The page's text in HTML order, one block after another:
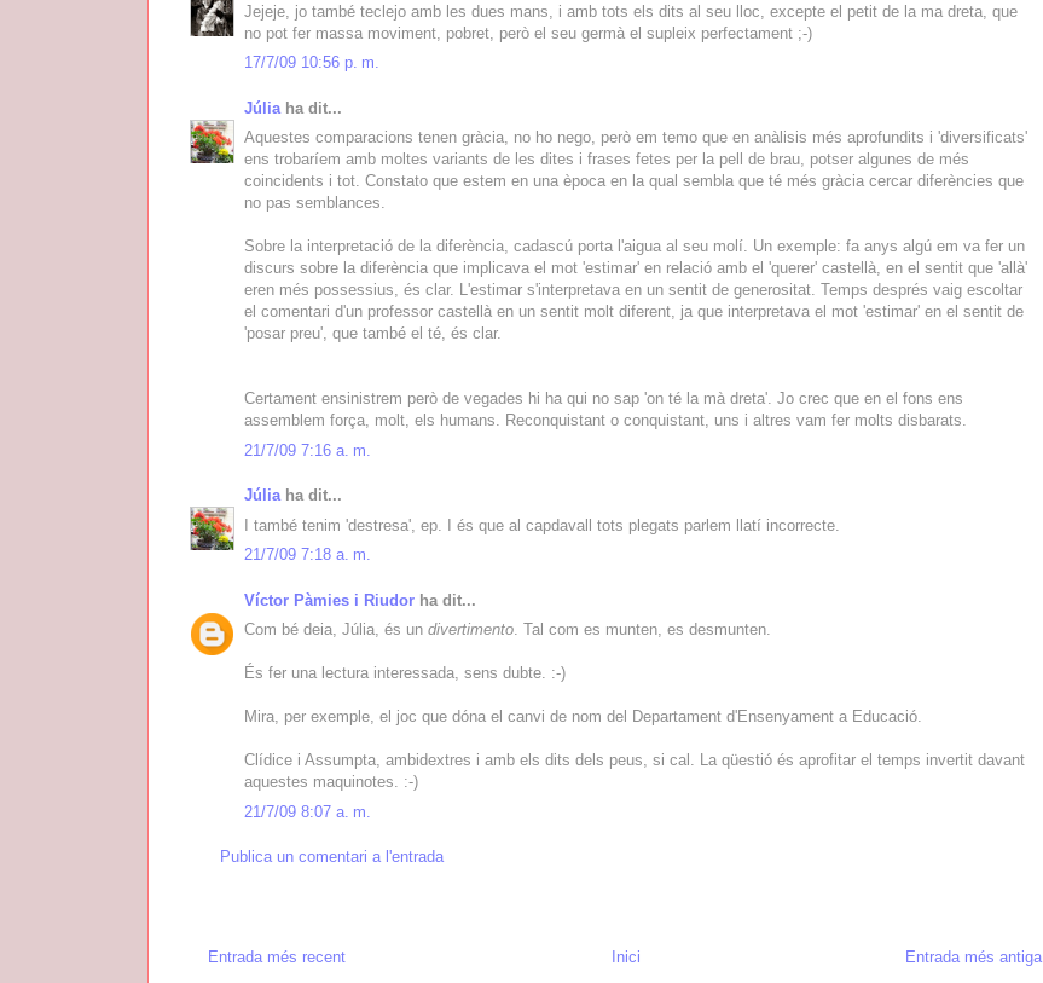
Jejeje, jo també teclejo amb les dues mans, i amb tots els dits al seu lloc, excepte el petit de la ma dreta, que
no pot fer massa moviment, pobret, però el seu germà el supleix perfectament ;-)
17/7/09 10:56 p. m.
Júlia ha dit...
Aquestes comparacions tenen gràcia, no ho nego, però em temo que en anàlisis més aprofundits i 'diversificats'
ens trobaríem amb moltes variants de les dites i frases fetes per la pell de brau, potser algunes de més
coincidents i tot. Constato que estem en una època en la qual sembla que té més gràcia cercar diferències que
no pas semblances.
Sobre la interpretació de la diferència, cadascú porta l'aigua al seu molí. Un exemple: fa anys algú em va fer un
discurs sobre la diferència que implicava el mot 'estimar' en relació amb el 'querer' castellà, en el sentit que 'allà'
eren més possessius, és clar. L'estimar s'interpretava en un sentit de generositat. Temps després vaig escoltar
el comentari d'un professor castellà en un sentit molt diferent, ja que interpretava el mot 'estimar' en el sentit de
'posar preu', que també el té, és clar.
Certament ensinistrem però de vegades hi ha qui no sap 'on té la mà dreta'. Jo crec que en el fons ens
assemblem força, molt, els humans. Reconquistant o conquistant, uns i altres vam fer molts disbarats.
21/7/09 7:16 a. m.
Júliaha dit...
I també tenim 'destresa', ep. I és que al capdavall tots plegats parlem llatí incorrecte.
21/7/09 7:18 a. m.
Víctor Pàmies i Riudor ha dit...
Com bé deia, Júlia, és un divertimento. Tal com es munten, es desmunten.
És fer una lectura interessada, sens dubte. :-)
Mira, per exemple, el joc que dóna el canvi de nom del Departament d'Ensenyament a Educació.
Clídice i Assumpta, ambidextres i amb els dits dels peus, si cal. La qüestió és aprofitar el temps invertit davant
aquestes maquinotes. :-)
21/7/09 8:07 a. m.
Publica un comentari a l'entrada
Entrada més recent Entrada més antiga
Inici